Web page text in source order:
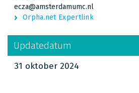
ecza@amsterdamumc.nl
Orpha.net Expertlink
Updatedatum
31 oktober 2024